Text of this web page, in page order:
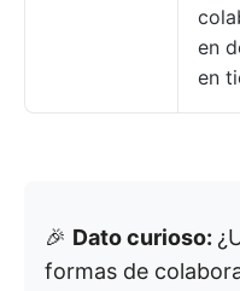
en
en
🎉 Dato curioso:
formas de